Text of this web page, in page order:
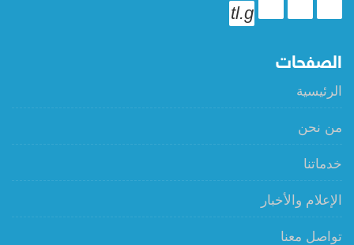
tl.g
الصفحات
الرئيسية
من نحن
خدماتنا
الإعلام والأخبار
تواصل معنا